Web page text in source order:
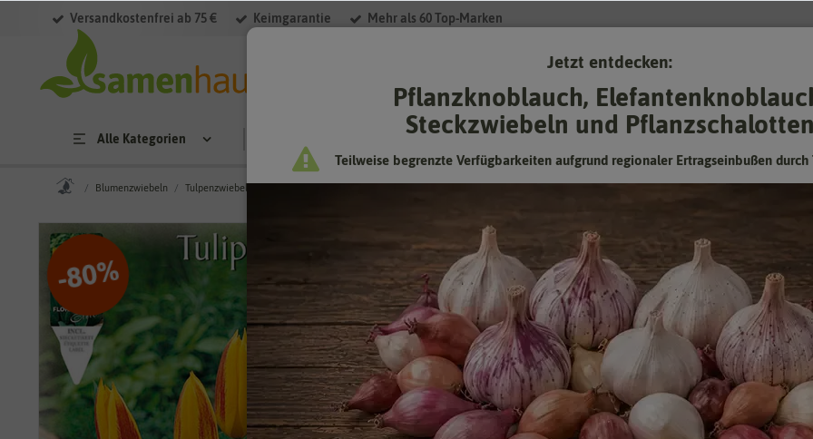
Versandkostenfrei ab 75 € Keimgarantie Mehr als 60 Top-Marken
Alle Kategorien
Blumenzwiebeln Tulpenzwiebeln
-80%
Kaufmanniana Tulpe Giuseppe Verdi
(10 Stück)
Hersteller:
Flora Elite Herbstblumenzwiebeln
Artikelnummer:
220500-fe
EAN:
8711554220500
Jetzt entdecken:
Pflanzknoblauch,
Steckzwiebeln und Pflanzschalotten
Teilweise begrenzte Verfügbarkeiten aufgrund regionaler Ertragseinbußen durch